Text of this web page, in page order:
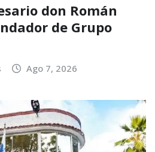
don Román
de Grupo
Ago 7, 2026